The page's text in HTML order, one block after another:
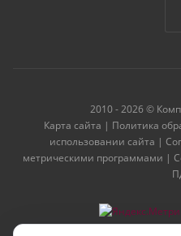
2010 - 2026 ©
Карта сайта | Политика
использовании сайта |
метрическими программами |